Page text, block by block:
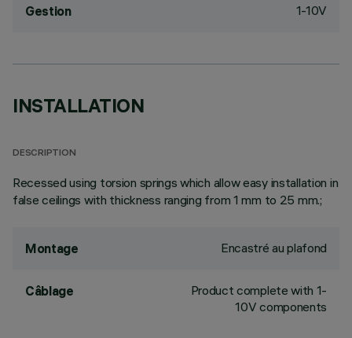
Gestion 1-10V
INSTALLATION
DESCRIPTION
Recessed using torsion springs which allow easy installation in
false ceilings with thickness ranging from 1 mm to 25 mm.;
Montage Encastré au plafond
Câblage
Product complete with 1-
10V components